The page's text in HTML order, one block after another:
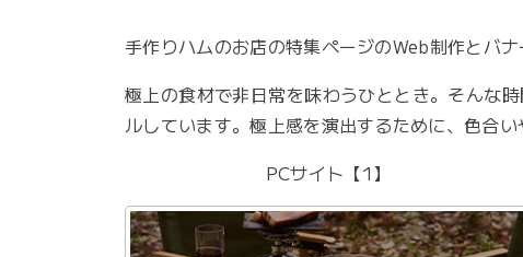
手作りハムのお店の特集ページのWeb制作とバ
極上の食材で非日常を味わうひととき。そんな
ルしています。極上感を演出するために、色合い
PCサイト【1】